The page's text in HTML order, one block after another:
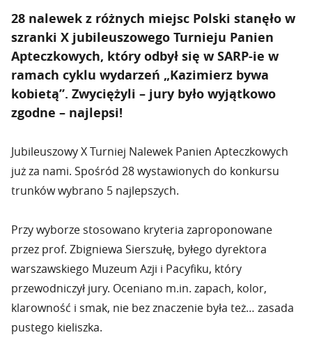
28 nalewek z różnych miejsc Polski stanęło w
szranki X jubileuszowego Turnieju Panien
Apteczkowych, który odbył się w SARP-ie w
ramach cyklu wydarzeń „Kazimierz bywa
kobietą”. Zwyciężyli – jury było wyjątkowo
zgodne – najlepsi!
Jubileuszowy X Turniej Nalewek Panien Apteczkowych
już za nami. Spośród 28 wystawionych do konkursu
trunków wybrano 5 najlepszych.
Przy wyborze stosowano kryteria zaproponowane
przez prof. Zbigniewa Sierszułę, byłego dyrektora
warszawskiego Muzeum Azji i Pacyfiku, który
przewodniczył jury. Oceniano m.in. zapach, kolor,
klarowność i smak, nie bez znaczenie była też… zasada
pustego kieliszka.